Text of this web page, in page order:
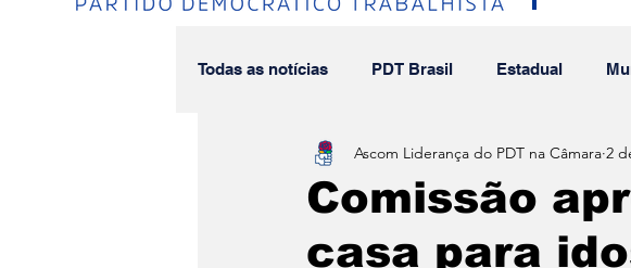
Todas as notícias PDT Brasil Estadual
Mandatos Estaduais Mandatos Municipais
Nossa História Artigos Interna
Comissão
casa para
Ascom Liderança do PDT na Câmara 2